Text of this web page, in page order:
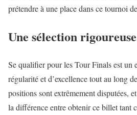
prétendre à une place dans ce tournoi
Une sélection rigoureuse
Se qualifier pour les Tour Finals est un
régularité et d’excellence tout au long
positions sont extrêmement disputées,
la différence entre obtenir ce billet tant